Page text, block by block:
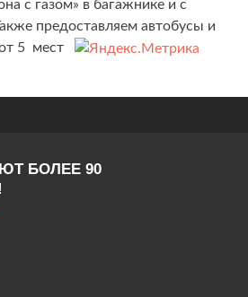
с газом» в багажнике и с
предоставляем автобусы и
5 мест
БОЛЕЕ 90